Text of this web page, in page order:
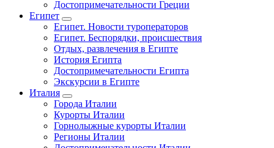
Достопримечательности Греции
Египет
Египет. Новости туроператоров
Египет. Беспорядки, происшествия
Отдых, развлечения в Египте
История Египта
Достопримечательности Египта
Экскурсии в Египте
Италия
Города Италии
Курорты Италии
Горнолыжные курорты Италии
Регионы Италии